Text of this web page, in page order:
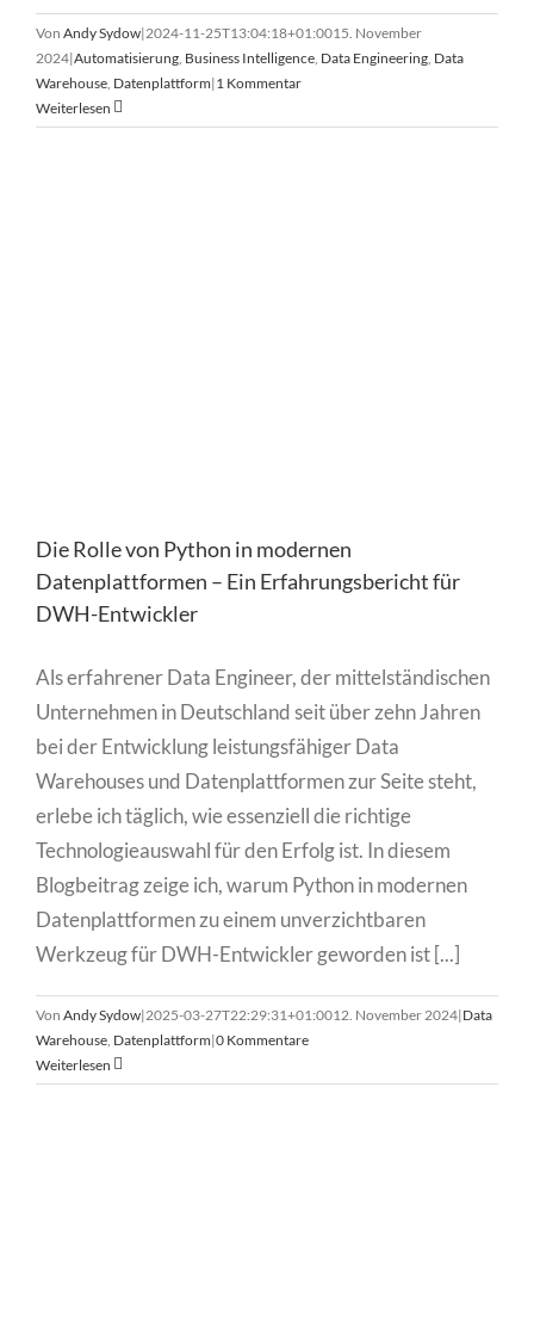
Von Andy Sydow|2024-11-25T13:04:18+01:0015. November
2024|Automatisierung Business Intelligence Data Engineering Data
Warehouse Datenplattform|1 Kommentar
Weiterlesen
Die Rolle von Python in modernen
Datenplattformen – Ein Erfahrungsbericht für
DWH-Entwickler
Als erfahrener Data Engineer, der mittelständischen
Unternehmen in Deutschland seit über zehn Jahren
bei der Entwicklung leistungsfähiger Data
Warehouses und Datenplattformen zur Seite steht,
erlebe ich täglich, wie essenziell die richtige
Technologieauswahl für den Erfolg ist. In diesem
Blogbeitrag zeige ich, warum Python in modernen
Datenplattformen zu einem unverzichtbaren
Werkzeug für DWH-Entwickler geworden ist [...]
Von Andy Sydow|2025-03-27T22:29:31+01:0012. November 2024|Data
Warehouse Datenplattform|0 Kommentare
Weiterlesen